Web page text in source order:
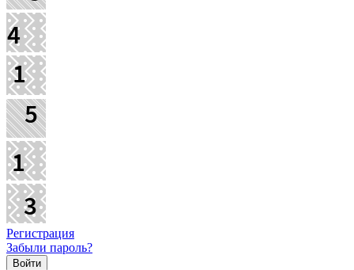
Регистрация
Забыли пароль?